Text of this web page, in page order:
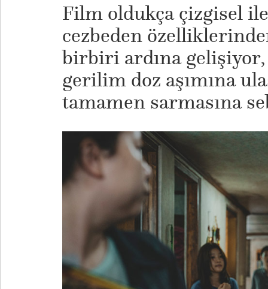
​Film oldukça çizgisel
cezbeden
birbiri ardına
gerilim doz aşımına
tamamen sarmasına